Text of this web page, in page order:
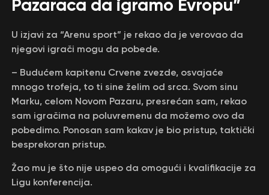
Pazaraca da igramo Evropu”
U izjavi za “Arenu sport” je rekao da je verovao da
njegovi igrači mogu da pobede.
– Budućem kapitenu Crvene zvezde, osvajaće
mnogo trofeja, to ti sine želim od srca. Svom sinu
Marku, celom Novom Pazaru, presrećan sam, rekao
sam igračima na poluvremenu da možemo ovo da
pobedimo. Ponosan sam kakav je bio pristup, taktički
besprekoran pristup.
Žao mu je što nije uspeo da omogući i kvalifikacije za
Ligu konferencija.